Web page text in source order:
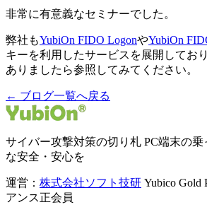
非常に有意義なセミナーでした。
弊社もYubiOn FIDO LogonやYubiOn
キーを利用したサービスを展開してお
ありましたら参照してみてください。
← ブログ一覧へ戻る
サイバー攻撃対策の切り札 PC端末の
な安全・安心を
運営： 株式会社ソフト技研 Yubico Gold
アンス正会員